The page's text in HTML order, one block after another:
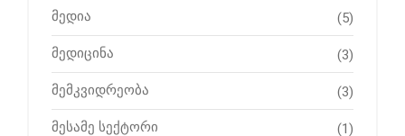
მედია (5)
მედიცინა (3)
მემკვიდრეობა (3)
მესამე სექტორი (1)